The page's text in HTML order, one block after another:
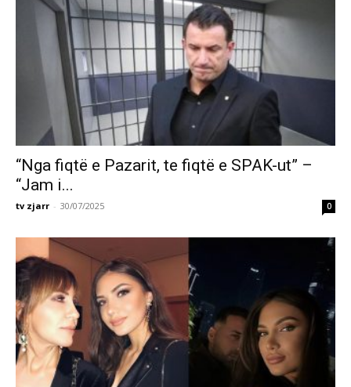
“Nga fiqtë e Pazarit, te fiqtë e SPAK-ut” –
“Jam i...
tv zjarr - 30/07/2025 0